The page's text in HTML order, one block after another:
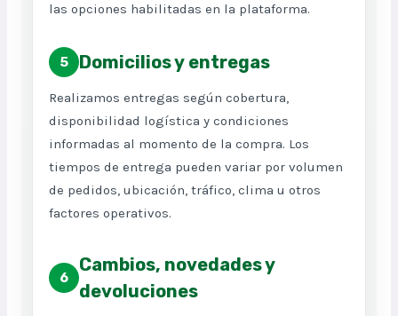
las opciones habilitadas en la plataforma.
5 Domicilios y entregas
Realizamos entregas según cobertura,
disponibilidad logística y condiciones
informadas al momento de la compra. Los
tiempos de entrega pueden variar por volumen
de pedidos, ubicación, tráfico, clima u otros
factores operativos.
6
Cambios, novedades y
devoluciones